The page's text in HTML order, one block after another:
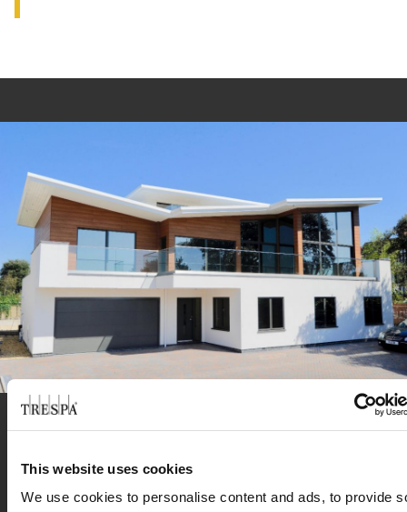
This website uses cookies
We use cookies to personalise content and ads, to provide
Gracias a su avanzada tecnología, las
soluciones de revestimiento Pura
NFC están